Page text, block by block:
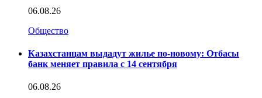
06.08.26
Общество
Казахстанцам выдадут жилье по-новому: Отбасы
банк меняет правила с 14 сентября
06.08.26